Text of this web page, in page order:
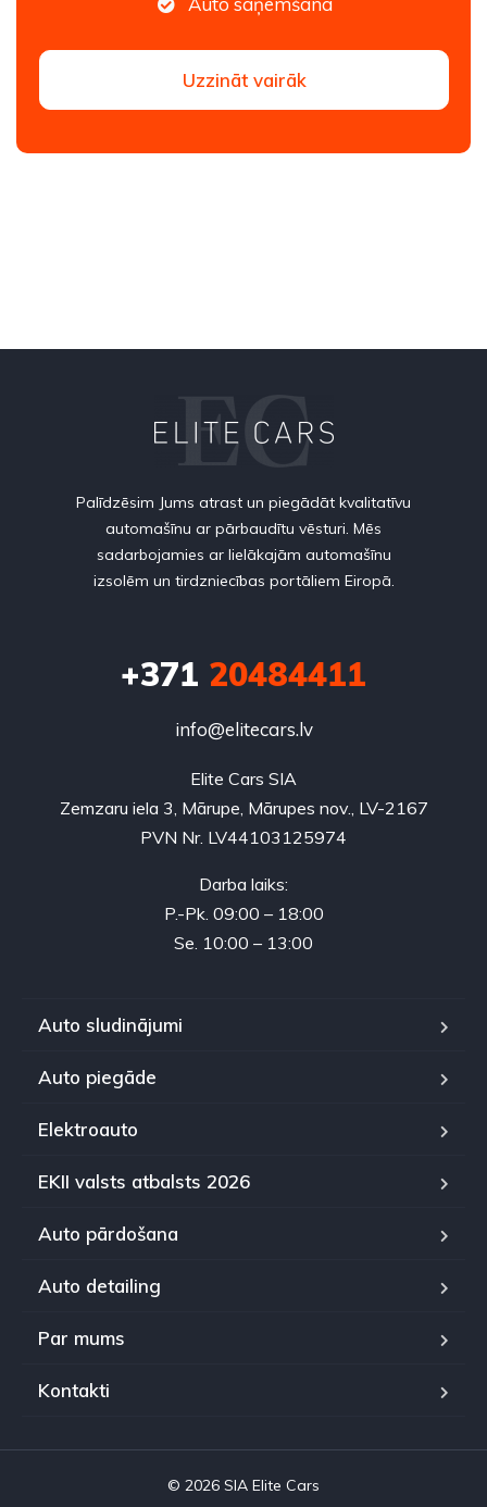
Uzzināt vairāk
Palīdzēsim Jums atrast un piegādāt kvalitatīvu
automašīnu ar pārbaudītu vēsturi. Mēs
sadarbojamies ar lielākajām automašīnu
izsolēm un tirdzniecības portāliem Eiropā.
+371 20484411
info@elitecars.lv
Elite Cars SIA
Zemzaru iela 3, Mārupe, Mārupes nov., LV-2167
PVN Nr. LV44103125974
Darba laiks:
P.-Pk. 09:00 – 18:00
Se. 10:00 – 13:00
Auto sludinājumi
Auto piegāde
Elektroauto
EKII valsts atbalsts 2026
Auto pārdošana
Auto detailing
Par mums
Kontakti
© 2026 SIA Elite Cars